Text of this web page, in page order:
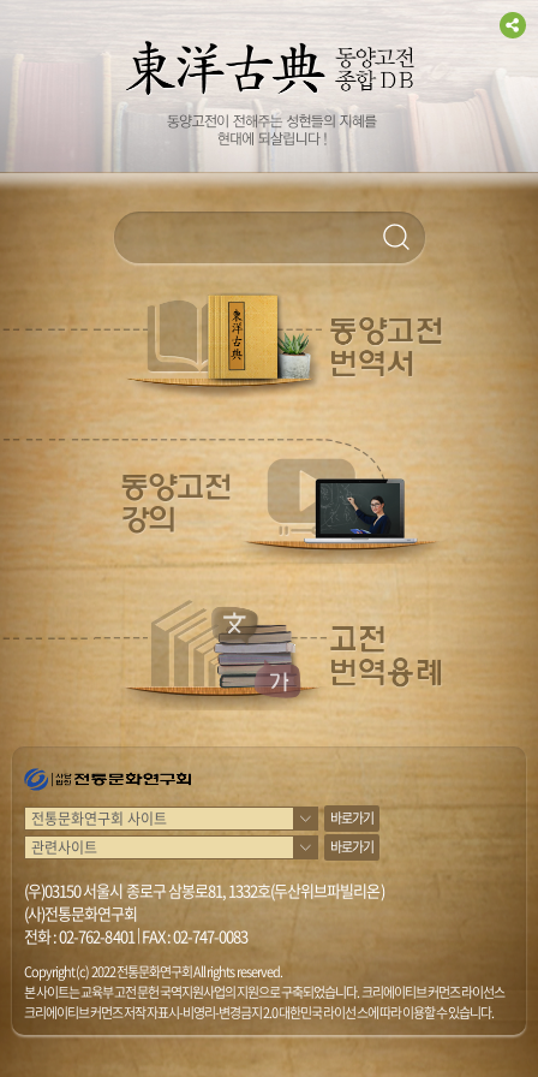
바로가기
바로가기
(우)03150 서울시 종로구 삼봉로81, 1332호(두산위브파빌리온)
(사)전통문화연구회
전화 :02-762-8401|FAX : 02-747-0083
Copyright (c) 2022 전통문화연구회 All rights reserved.
본 사이트는 교육부 고전문헌 국역지원사업의 지원으로 구축되었습니다. 크리에이티브 커먼즈 라이선스
크리에이티브 커먼즈 저작자표시-비영리-변경금지 2.0 대한민국 라이선스에 따라 이용할 수 있습니다.